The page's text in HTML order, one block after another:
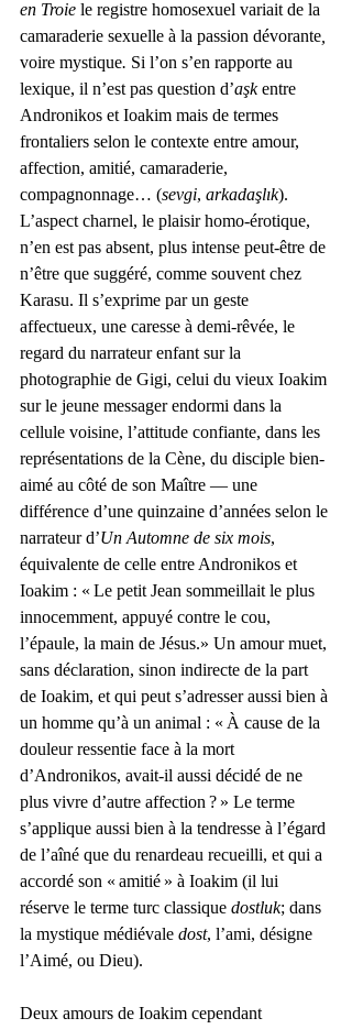
en Troie le registre homosexuel variait de la
camaraderie sexuelle à la passion dévorante
voire mystique. Si l’on s’en rapporte au
lexique, il n’est pas question d’aşk entre
Andronikos et Ioakim mais de termes
frontaliers selon le contexte entre amour,
affection, amitié, camaraderie,
compagnonnage… (sevgi, arkadaşlık).
L’aspect charnel, le plaisir homo-érotique,
n’en est pas absent, plus intense peut-être de
n’être que suggéré, comme souvent chez
Karasu. Il s’exprime par un geste
affectueux, une caresse à demi-rêvée, le
regard du narrateur enfant sur la
photographie de Gigi, celui du vieux Ioakim
sur le jeune messager endormi dans la
cellule voisine, l’attitude confiante, dans les
représentations de la Cène, du disciple bien-
aimé au côté de son Maître — une
différence d’une quinzaine d’années selon le
narrateur d’Un Automne de six mois,
équivalente de celle entre Andronikos et
Ioakim : « Le petit Jean sommeillait le plus
innocemment, appuyé contre le cou,
l’épaule, la main de Jésus.» Un amour muet,
sans déclaration, sinon indirecte de la part
de Ioakim, et qui peut s’adresser aussi bien à
un homme qu’à un animal : « À cause de la
douleur ressentie face à la mort
d’Andronikos, avait-il aussi décidé de ne
plus vivre d’autre affection ? » Le terme
s’applique aussi bien à la tendresse à l’égard
de l’aîné que du renardeau recueilli, et qui a
accordé son « amitié » à Ioakim (il lui
réserve le terme turc classique dostluk; dans
la mystique médiévale dost, l’ami, désigne
l’Aimé, ou Dieu).
Deux amours de Ioakim cependant